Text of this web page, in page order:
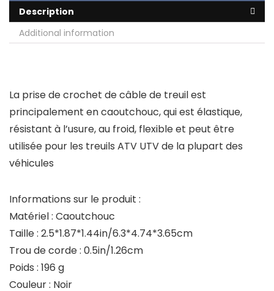
Description
Additional information
La prise de crochet de câble de treuil est
principalement en caoutchouc, qui est élastique,
résistant à l’usure, au froid, flexible et peut être
utilisée pour les treuils ATV UTV de la plupart des
véhicules
Informations sur le produit :
Matériel : Caoutchouc
Taille : 2.5*1.87*1.44in/6.3*4.74*3.65cm
Trou de corde : 0.5in/1.26cm
Poids : 196 g
Couleur : Noir